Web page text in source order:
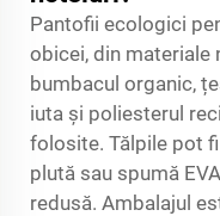
Pantofii ecologici
obicei, din materiale
bumbacul organic,
iuta și poliesterul
folosite. Tălpile pot
plută sau spumă
redusă. Ambalajul